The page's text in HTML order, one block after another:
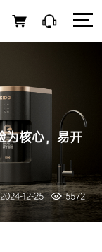
为核心，易开
2024-12-25 5572